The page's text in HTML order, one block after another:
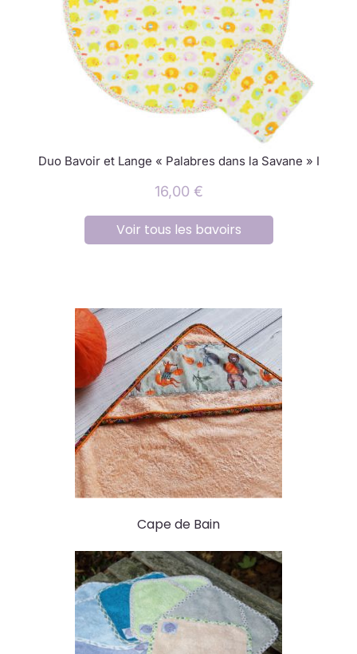
Duo Bavoir et Lange « Palabres dans la Savane » I
16,00 €
Voir tous les bavoirs
Cape de Bain